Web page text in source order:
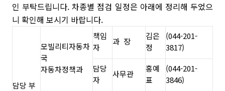
인 부탁드립니다. 차종별 점검 일정은 아래에 정리해 두었으
니 확인해 보시기 바랍니다.
담당 부
모빌리티자동차
국
자동차정책과
책임
자
과 장
김은
정
(044-201-
3817)
담당
자
사무관
홍예
표
(044-201-
3846)